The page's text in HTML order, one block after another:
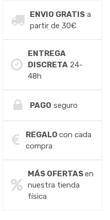
ENVIO GRATISa
partir de 30€
ENTREGA
DISCRETA24-
48h
PAGO seguro
REGALOcon cada
compra
MÁS OFERTASen
nuestra tienda
física